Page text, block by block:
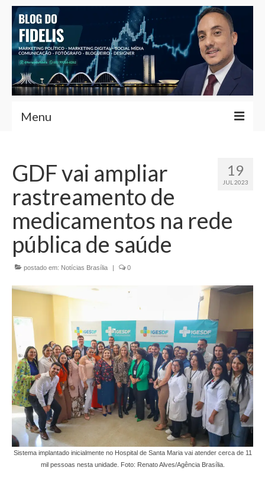
Menu
Fernando Fidelis
Café com Fidelis
Notícias Brasília
Contato
Currículo
19
JUL 2023
GDF vai ampliar
rastreamento de
medicamentos na rede
pública de saúde
postado em: Notícias Brasília | 0
Sistema implantado inicialmente no Hospital de Santa Maria vai atender cerca de 11
mil pessoas nesta unidade. Foto: Renato Alves/Agência Brasília.